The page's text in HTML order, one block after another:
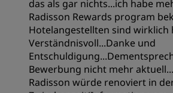
das als gar nichts...ich habe
Radisson Rewards program
Hotelangestellten sind wirklich
Verständnisvoll...Danke und
Bewerbung nicht mehr
Radisson würde renoviert in